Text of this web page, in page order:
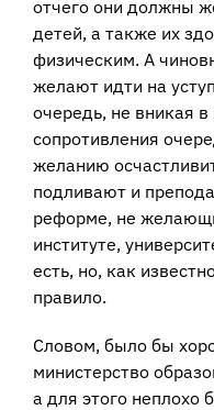
отчего они должны
детей, а также их
физическим. А
желают идти на
очередь, не вникая
сопротивления
желанию
подливают и
реформе, не
институте,
есть, но, как
правило.
Словом, было бы
министерство
а для этого неплохо